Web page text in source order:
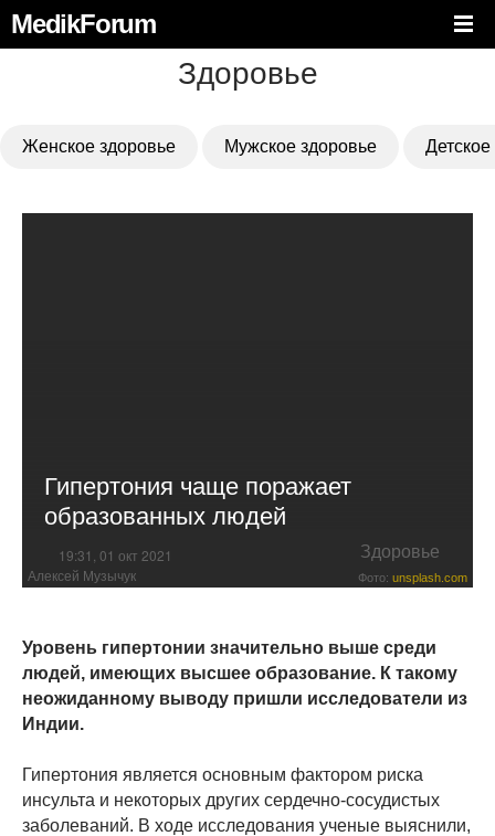
MedikForum
Здоровье
Женское здоровье Мужское здоровье
Гипертония чаще поражает
образованных людей
19:31, 01 окт 2021 Здоровье
Алексей Музычук Фото: unsplash.com
Уровень гипертонии значительно выше среди
людей, имеющих высшее образование. К такому
неожиданному выводу пришли исследователи из
Индии.
Гипертония является основным фактором риска
инсульта и некоторых других сердечно-сосудистых
заболеваний. В ходе исследования ученые выяснили,